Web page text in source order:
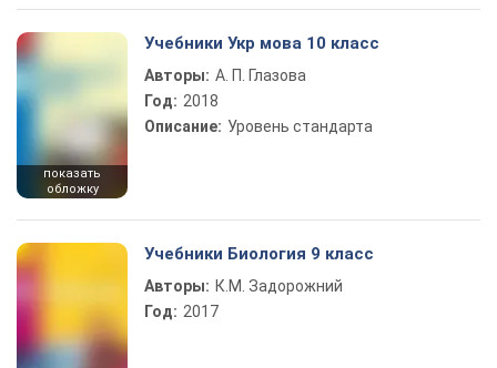
показать
обложку
Учебники Укр мова 10 класс
Авторы: А. П. Глазова
Год: 2018
Описание: Уровень стандарта
Учебники Биология 9 класс
Авторы: К.М. Задорожний
Год: 2017